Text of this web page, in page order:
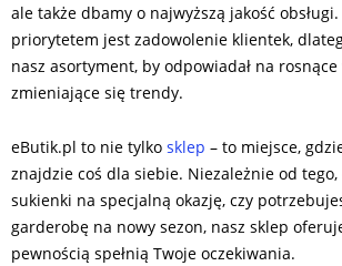
ale także dbamy o najwyższą jakość
priorytetem jest zadowolenie klientek,
nasz asortyment, by odpowiadał na
zmieniające się trendy.
eButik.pl to nie tylko sklep – to miejsce,
znajdzie coś dla siebie. Niezależnie od tego,
sukienki na specjalną okazję, czy
garderobę na nowy sezon, nasz sklep
pewnością spełnią Twoje oczekiwania.